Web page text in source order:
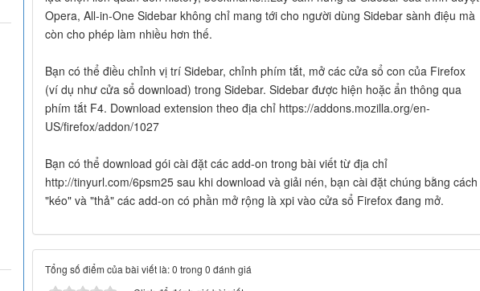
Opera, All-in-One Sidebar không chỉ mang tới cho người dùng Sidebar sành điệu mà
còn cho phép làm nhiều hơn thế.
Bạn có thể điều chỉnh vị trí Sidebar, chỉnh phím tắt, mở các cửa sổ con của Firefox
(ví dụ như cửa sổ download) trong Sidebar. Sidebar được hiện hoặc ẩn thông qua
phím tắt F4. Download extension theo địa chỉ https://addons.mozilla.org/en-
US/firefox/addon/1027
Bạn có thể download gói cài đặt các add-on trong bài viết từ địa chỉ
http://tinyurl.com/6psm25 sau khi download và giải nén, bạn cài đặt chúng bằng cách
"kéo" và "thả" các add-on có phần mở rộng là xpi vào cửa sổ Firefox đang mở.
Tổng số điểm của bài viết là: 0 trong 0 đánh giá